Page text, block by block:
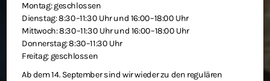
Montag: geschlossen
Dienstag: 8:30–11:30 Uhr und 16:00–18:00 Uhr
Mittwoch: 8:30–11:30 Uhr und 16:00–18:00 Uhr
Donnerstag: 8:30–11:30 Uhr
Freitag: geschlossen
Ab dem 14. September sind wir wieder zu den regulären